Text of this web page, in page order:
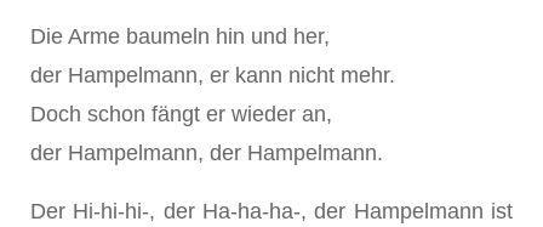
Die Arme baumeln hin und her,
der Hampelmann, er kann nicht mehr.
Doch schon fängt er wieder an,
der Hampelmann, der Hampelmann.
Der Hi-hi-hi-, der Ha-ha-ha-, der Hampelmann ist